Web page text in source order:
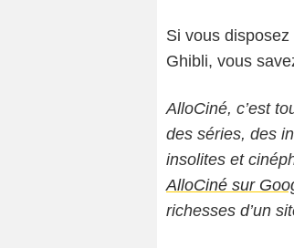
Si vous
Ghibli, vous
AlloCiné, c’est
des séries, des
insolites et
AlloCiné sur
richesses d’un